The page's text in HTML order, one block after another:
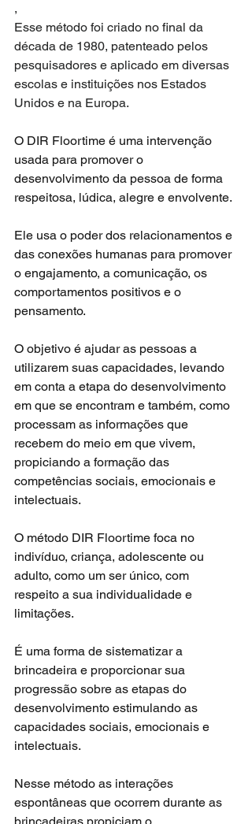
,
Esse método foi criado no final da
década de 1980, patenteado pelos
pesquisadores e aplicado em diversas
escolas e instituições nos Estados
Unidos e na Europa.
O DIR Floortime é uma intervenção
usada para promover o
desenvolvimento da pessoa de forma
respeitosa, lúdica, alegre e envolvente.
Ele usa o poder dos relacionamentos e
das conexões humanas para promover
o engajamento, a comunicação, os
comportamentos positivos e o
pensamento.
O objetivo é ajudar as pessoas a
utilizarem suas capacidades, levando
em conta a etapa do desenvolvimento
em que se encontram e também, como
processam as informações que
recebem do meio em que vivem,
propiciando a formação das
competências sociais, emocionais e
intelectuais.
O método DIR Floortime foca no
indivíduo, criança, adolescente ou
adulto, como um ser único, com
respeito a sua individualidade e
limitações.
É uma forma de sistematizar a
brincadeira e proporcionar sua
progressão sobre as etapas do
desenvolvimento estimulando as
capacidades sociais, emocionais e
intelectuais.
Nesse método as interações
espontâneas que ocorrem durante as